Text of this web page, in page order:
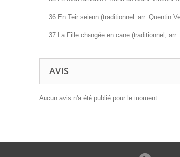
36 En Teir seienn (traditionnel, arr. Quentin
37 La Fille changée en cane (traditionnel, arr.
AVIS
Aucun avis n'a été publié pour le moment.